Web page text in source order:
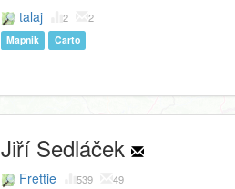
talaj 2 2
Mapnik Carto
Jiří Sedláček
Frettie 539 49